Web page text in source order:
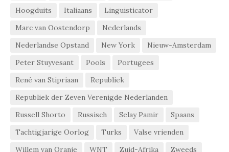
Hoogduits
Italiaans
Linguisticator
Marc van Oostendorp
Nederlands
Nederlandse Opstand
New York
Nieuw-Amsterdam
Peter Stuyvesant
Pools
Portugees
René van Stipriaan
Republiek
Republiek der Zeven Verenigde Nederlanden
Russell Shorto
Russisch Selay Pamir
Spaans
Tachtigjarige Oorlog
Turks
Valse vrienden
Willem van Oranje
WNT Zuid-Afrika Zweeds